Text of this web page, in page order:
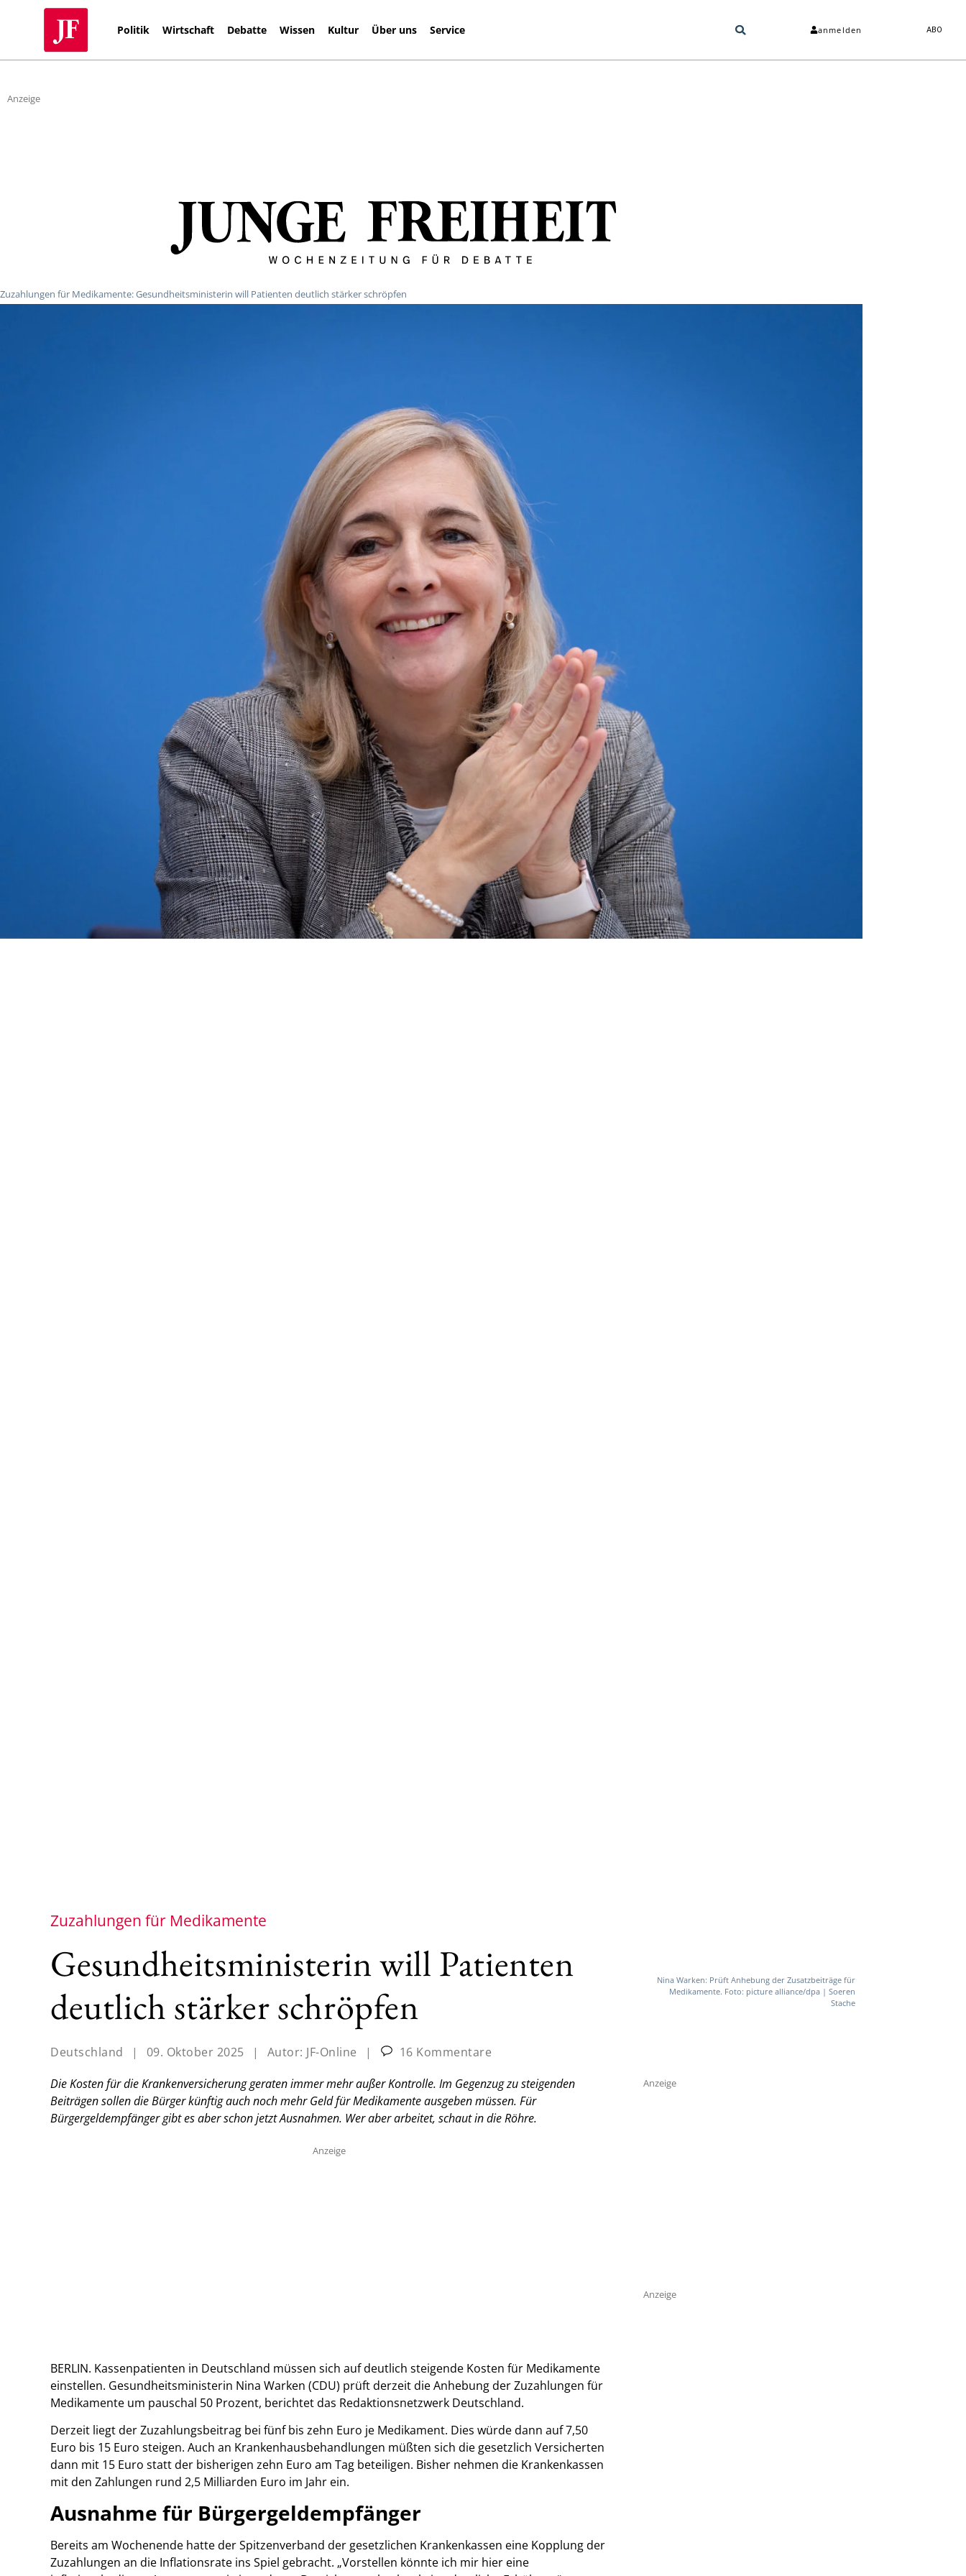
Politik Wirtschaft Debatte Wissen Kultur Über uns Service anmelden ABO
Anzeige
Zuzahlungen für Medikamente: Gesundheitsministerin will Patienten deutlich stärker schröpfen
Zuzahlungen für Medikamente
Gesundheitsministerin will Patienten
deutlich stärker schröpfen
Deutschland | 09. Oktober 2025 | Autor: JF-Online |
16 Kommentare
Die Kosten für die Krankenversicherung geraten immer mehr außer Kontrolle. Im Gegenzug zu steigenden
Beiträgen sollen die Bürger künftig auch noch mehr Geld für Medikamente ausgeben müssen. Für
Bürgergeldempfänger gibt es aber schon jetzt Ausnahmen. Wer aber arbeitet, schaut in die Röhre.
Anzeige
BERLIN. Kassenpatienten in Deutschland müssen sich auf deutlich steigende Kosten für Medikamente
einstellen. Gesundheitsministerin Nina Warken (CDU) prüft derzeit die Anhebung der Zuzahlungen für
Medikamente um pauschal 50 Prozent, berichtet das Redaktionsnetzwerk Deutschland.
Derzeit liegt der Zuzahlungsbeitrag bei fünf bis zehn Euro je Medikament. Dies würde dann auf 7,50
Euro bis 15 Euro steigen. Auch an Krankenhausbehandlungen müßten sich die gesetzlich Versicherten
dann mit 15 Euro statt der bisherigen zehn Euro am Tag beteiligen. Bisher nehmen die Krankenkassen
mit den Zahlungen rund 2,5 Milliarden Euro im Jahr ein.
Ausnahme für Bürgergeldempfänger
Bereits am Wochenende hatte der Spitzenverband der gesetzlichen Krankenkassen eine Kopplung der
Zuzahlungen an die Inflationsrate ins Spiel gebracht. „Vorstellen könnte ich mir hier eine
Nina Warken: Prüft Anhebung der Zusatzbeiträge für
Medikamente. Foto: picture alliance/dpa | Soeren
Stache
Anzeige
Anzeige